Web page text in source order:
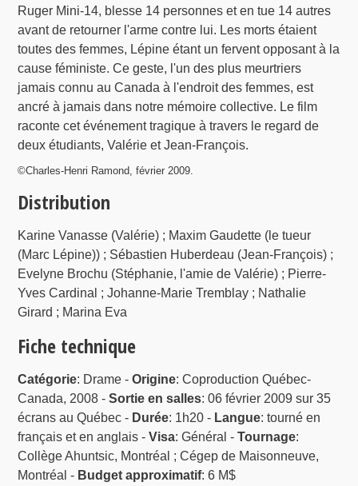
Ruger Mini-14, blesse 14 personnes et en tue 14 autres
avant de retourner l'arme contre lui. Les morts étaient
toutes des femmes, Lépine étant un fervent opposant à la
cause féministe. Ce geste, l'un des plus meurtriers
jamais connu au Canada à l'endroit des femmes, est
ancré à jamais dans notre mémoire collective. Le film
raconte cet événement tragique à travers le regard de
deux étudiants, Valérie et Jean-François.
©Charles-Henri Ramond, février 2009.
Distribution
Karine Vanasse (Valérie) ; Maxim Gaudette (le tueur
(Marc Lépine)) ; Sébastien Huberdeau (Jean-François) ;
Evelyne Brochu (Stéphanie, l'amie de Valérie) ; Pierre-
Yves Cardinal ; Johanne-Marie Tremblay ; Nathalie
Girard ; Marina Eva
Fiche technique
Catégorie: Drame -Origine: Coproduction Québec-
Canada, 2008 -Sortie en salles: 06 février 2009 sur 35
écrans au Québec - Durée: 1h20 - Langue: tourné en
français et en anglais -Visa: Général -Tournage:
Collège Ahuntsic, Montréal ; Cégep de Maisonneuve,
Montréal - Budget approximatif: 6 M$